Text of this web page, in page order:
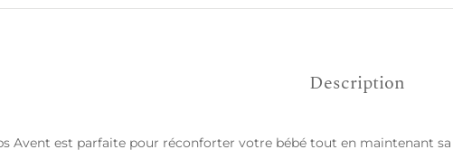
Description
Avent est parfaite pour réconforter votre bébé tout en maintenant